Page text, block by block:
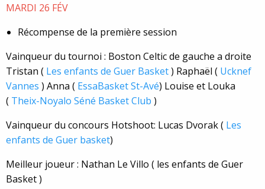
MARDI 26 FÉV
Récompense de la première session
Vainqueur du tournoi : Boston Celtic de gauche a droite
Tristan ( Les enfants de Guer Basket) Raphaël ( Ucknef
Vannes ) Anna ( EssaBasket St-Avé) Louise et Louka
( Theix-Noyalo Séné Basket Club )
Vainqueur du concours Hotshoot: Lucas Dvorak ( Les
enfants de Guer basket)
Meilleur joueur : Nathan Le Villo ( les enfants de Guer
Basket )